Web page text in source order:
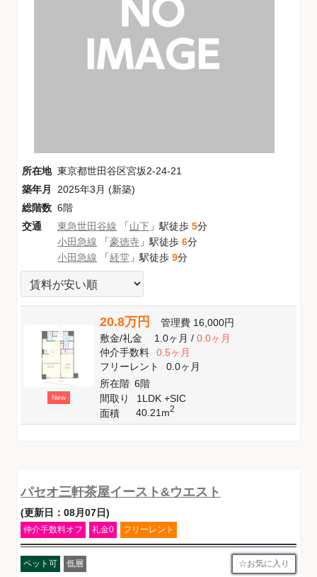
所在地 東京都世田谷区宮坂2-24-21
築年月
2025年3月 (新築)
総階数 6階
交通
東急世田谷線 「山下 」駅徒歩 5分
小田急線 「豪徳寺 」駅徒歩 6分
小田急線 「経堂 」駅徒歩 9分
New
20.8万円 管理費 16,000円
敷金/礼金 1.0ヶ月/ 0.0ヶ月
仲介手数料
0.5ヶ月
フリーレント
0.0ヶ月
所在階 6階
間取り
1LDK +SIC
面積
40.21m2
パセオ三軒茶屋イースト&ウエスト
(更新日：08月07日)
仲介手数料オフ 礼金0 フリーレント
ペット可 低層 お気に入り